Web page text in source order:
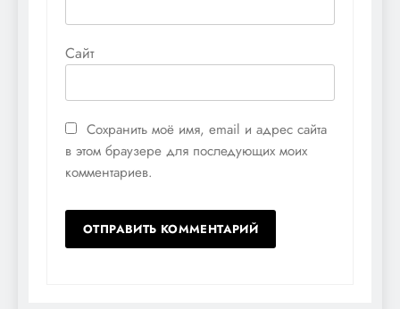
Сайт
Сохранить моё имя, email и адрес сайта
в этом браузере для последующих моих
комментариев.